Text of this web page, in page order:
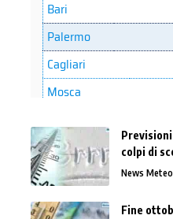
colpi di
News Meteo
Fine